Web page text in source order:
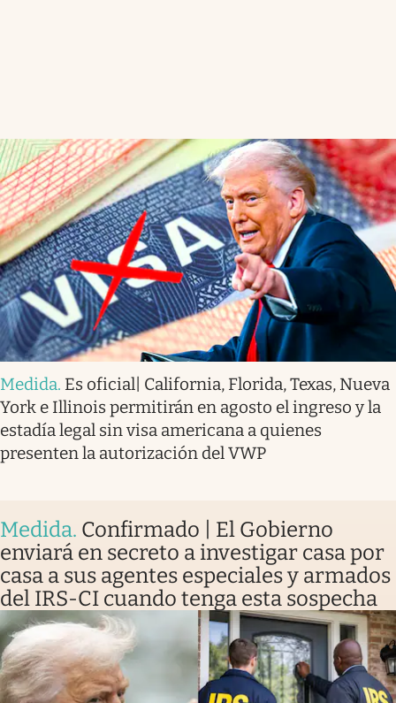
Medida. Es oficial| California, Florida, Texas, Nueva
York e Illinois permitirán en agosto el ingreso y la
estadía legal sin visa americana a quienes
presenten la autorización del VWP
Medida. Confirmado | El Gobierno
enviará en secreto a investigar casa por
casa a sus agentes especiales y armados
del IRS-CI cuando tenga esta sospecha